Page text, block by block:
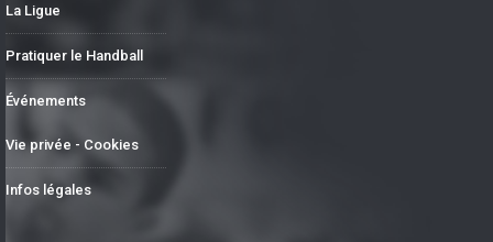
La Ligue
Pratiquer le Handball
Événements
Vie privée - Cookies
Infos légales